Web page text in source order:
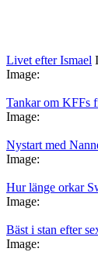
Livet efter Ismael
Image:
Tankar om KFFs
Image:
Nystart med
Image:
Hur länge orkar
Image:
Bäst i stan efter
Image: